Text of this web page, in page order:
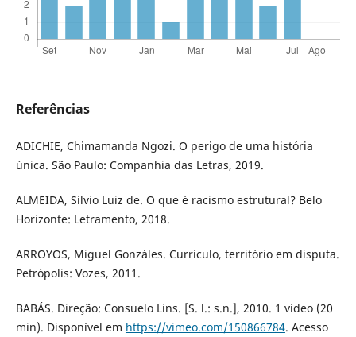
Referências
ADICHIE, Chimamanda Ngozi. O perigo de uma história
única. São Paulo: Companhia das Letras, 2019.
ALMEIDA, Sílvio Luiz de. O que é racismo estrutural? Belo
Horizonte: Letramento, 2018.
ARROYOS, Miguel Gonzáles. Currículo, território em disputa.
Petrópolis: Vozes, 2011.
BABÁS. Direção: Consuelo Lins. [S. l.: s.n.], 2010. 1 vídeo (20
min). Disponível em https://vimeo.com/150866784. Acesso